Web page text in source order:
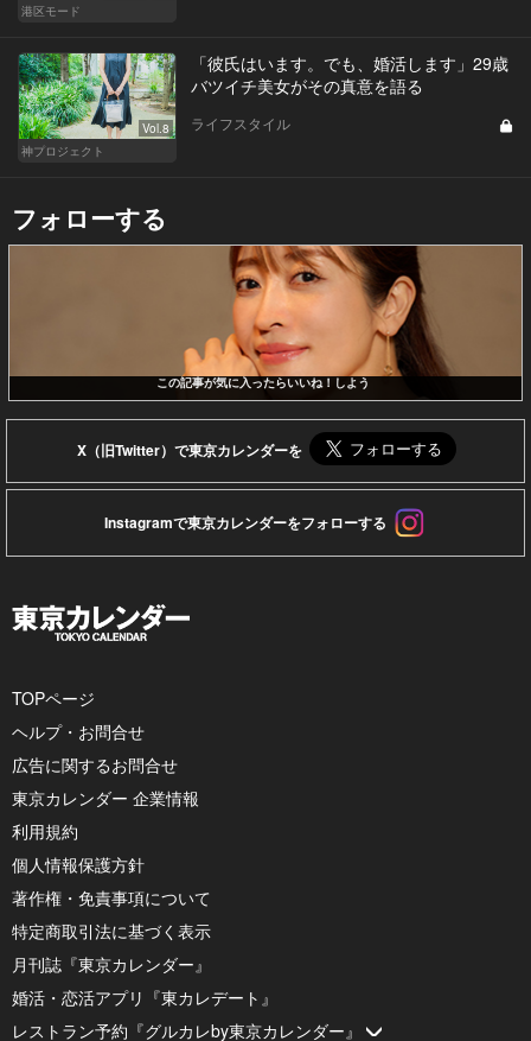
港区モード
Vol.8
神プロジェクト
「彼氏はいます。でも、婚活します」29歳
バツイチ美女がその真意を語る
ライフスタイル
フォローする
この記事が気に入ったらいいね！しよう
X（旧Twitter）で東京カレンダーを
Instagramで東京カレンダーをフォローする
TOPページ
ヘルプ・お問合せ
広告に関するお問合せ
東京カレンダー 企業情報
利用規約
個人情報保護方針
著作権・免責事項について
特定商取引法に基づく表示
月刊誌『東京カレンダー』
婚活・恋活アプリ『東カレデート』
レストラン予約『グルカレby東京カレンダー』